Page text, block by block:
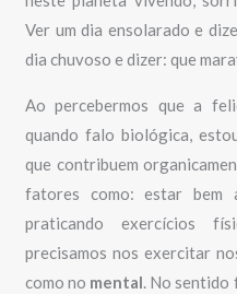
Ver um dia ensolarado e
dia chuvoso e dizer: que
Ao percebermos que a
quando falo biológica,
que contribuem
fatores como: estar bem
praticando exercícios
precisamos nos exercitar
como no mental. No sentido